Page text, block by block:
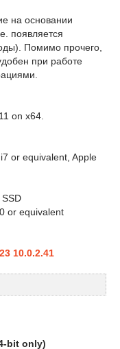
на основании
появляется
Помимо прочего,
при работе
on x64.
or equivalent, Apple
or equivalent
10.0.2.41
bit only)